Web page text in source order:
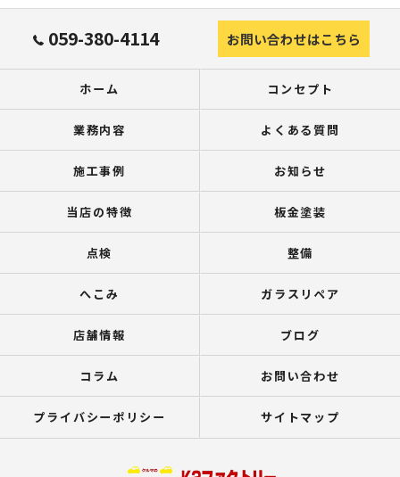
059-380-4114 お問い合わせはこちら
ホーム コンセプト
業務内容 よくある質問
施工事例 お知らせ
当店の特徴 板金塗装
点検 整備
へこみ ガラスリペア
店舗情報 ブログ
コラム お問い合わせ
プライバシーポリシー サイトマップ